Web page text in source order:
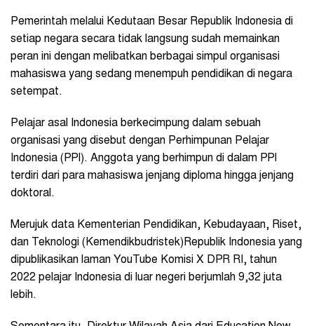
Pemerintah melalui Kedutaan Besar Republik Indonesia di
setiap negara secara tidak langsung sudah memainkan
peran ini dengan melibatkan berbagai simpul organisasi
mahasiswa yang sedang menempuh pendidikan di negara
setempat.
Pelajar asal Indonesia berkecimpung dalam sebuah
organisasi yang disebut dengan Perhimpunan Pelajar
Indonesia (PPI). Anggota yang berhimpun di dalam PPI
terdiri dari para mahasiswa jenjang diploma hingga jenjang
doktoral.
Merujuk data Kementerian Pendidikan, Kebudayaan, Riset,
dan Teknologi (Kemendikbudristek)Republik Indonesia yang
dipublikasikan laman YouTube Komisi X DPR RI, tahun
2022 pelajar Indonesia di luar negeri berjumlah 9,32 juta
lebih.